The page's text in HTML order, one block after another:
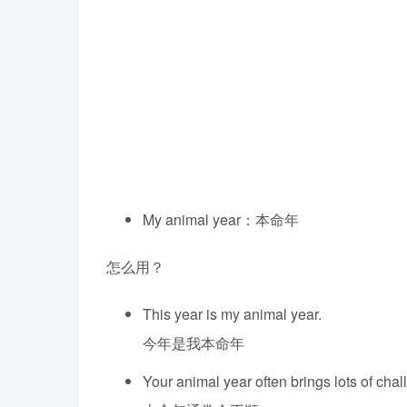
My animal year：本命年
怎么用？
This year is my animal year.
今年是我本命年
Your animal year often brings lots of